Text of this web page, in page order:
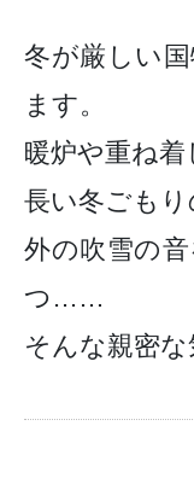
冬が厳しい
ます。
暖炉や重ね
長い冬ごも
外の吹雪の
つ……
そんな親密